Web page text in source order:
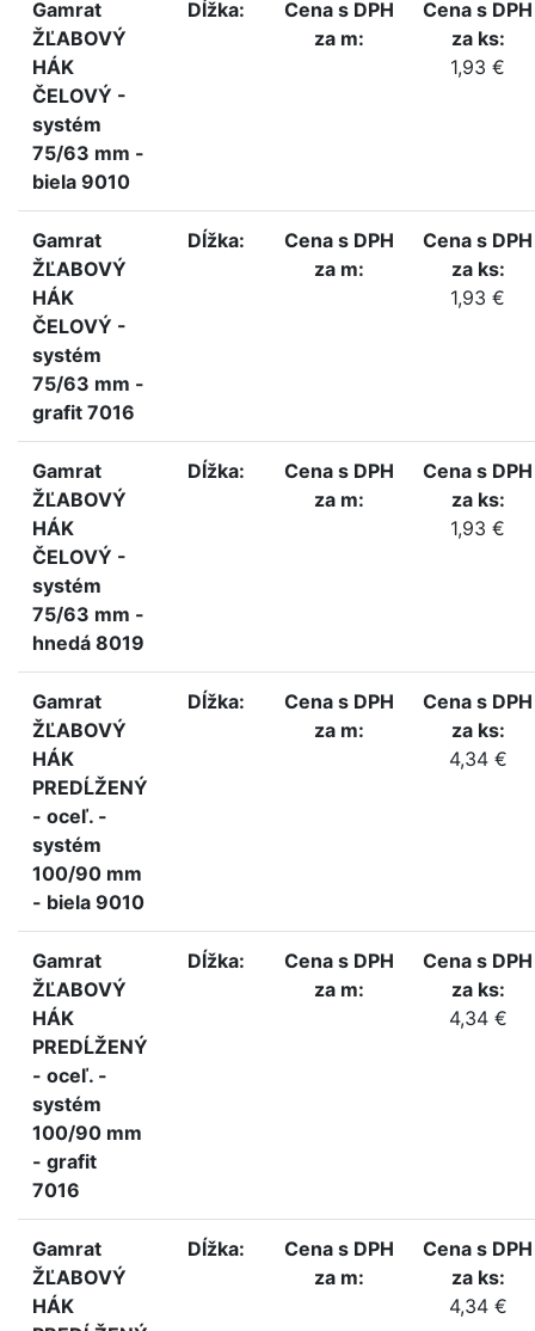
Gamrat
ŽĽABOVÝ
HÁK
ČELOVÝ -
systém
75/63 mm -
biela 9010
Dĺžka:
Cena s DPH
za m:
Cena s DPH
za ks:
1,93 €
Gamrat
ŽĽABOVÝ
HÁK
ČELOVÝ -
systém
75/63 mm -
grafit 7016
Dĺžka:
Cena s DPH
za m:
Cena s DPH
za ks:
1,93 €
Gamrat
ŽĽABOVÝ
HÁK
ČELOVÝ -
systém
75/63 mm -
hnedá 8019
Dĺžka:
Cena s DPH
za m:
Cena s DPH
za ks:
1,93 €
Gamrat
ŽĽABOVÝ
HÁK
PREDĹŽENÝ
- oceľ. -
systém
100/90 mm
- biela 9010
Dĺžka:
Cena s DPH
za m:
Cena s DPH
za ks:
4,34 €
Gamrat
ŽĽABOVÝ
HÁK
PREDĹŽENÝ
- oceľ. -
systém
100/90 mm
- grafit
7016
Dĺžka:
Cena s DPH
za m:
Cena s DPH
za ks:
4,34 €
Gamrat
ŽĽABOVÝ
HÁK
Dĺžka:
Cena s DPH
za m:
Cena s DPH
za ks:
4,34 €